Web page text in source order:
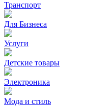
Транспорт
Для Бизнеса
Услуги
Детские товары
Электроника
Мода и стиль